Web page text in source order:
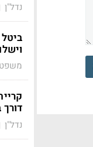
נדל"ן
וישלם 4,000
משפט
נדל"ן